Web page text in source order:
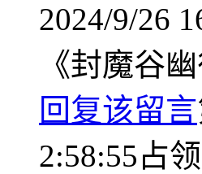
2024/9/26
《封魔谷
回复该留言
2:58:55占